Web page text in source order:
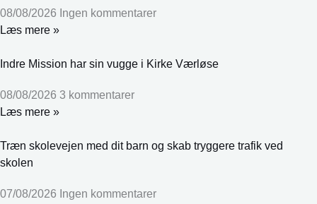
08/08/2026 Ingen kommentarer
Læs mere »
Indre Mission har sin vugge i Kirke Værløse
08/08/2026 3 kommentarer
Læs mere »
Træn skolevejen med dit barn og skab tryggere trafik ved
skolen
07/08/2026 Ingen kommentarer